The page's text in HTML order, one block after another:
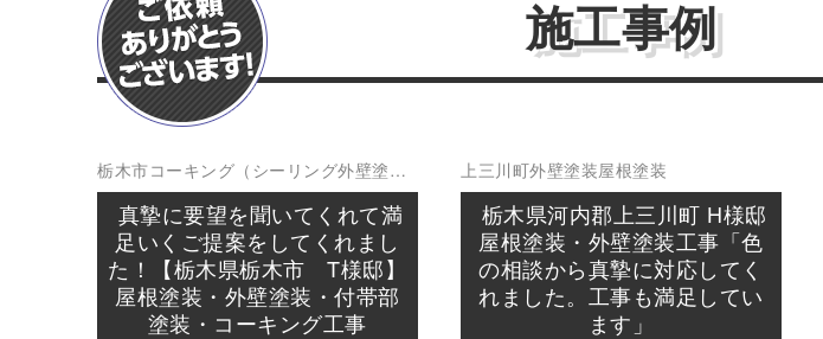
施工事例
栃木市コーキング（シーリング外壁塗装
屋根塗装
防水工事
真摯に要望を聞いてくれて満
足いくご提案をしてくれまし
た！【栃木県栃木市 T様邸】
屋根塗装・外壁塗装・付帯部
塗装・コーキング工事
上三川町外壁塗装屋根塗装
栃木県河内郡上三川町 H様邸
屋根塗装・外壁塗装工事「色
の相談から真摯に対応してく
れました。工事も満足してい
ます」